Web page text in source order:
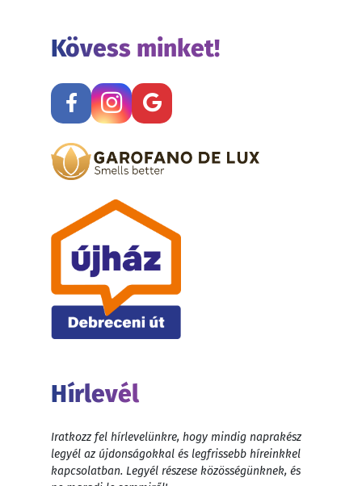
Kövess minket!
Hírlevél
Iratkozz fel hírlevelünkre, hogy mindig naprakész
legyél az újdonságokkal és legfrissebb híreinkkel
kapcsolatban. Legyél részese közösségünknek, és